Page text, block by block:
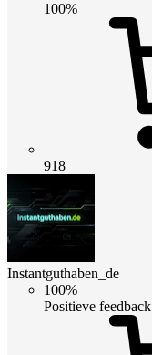
100%
918
Instantguthaben_de
100%
Positieve feedback